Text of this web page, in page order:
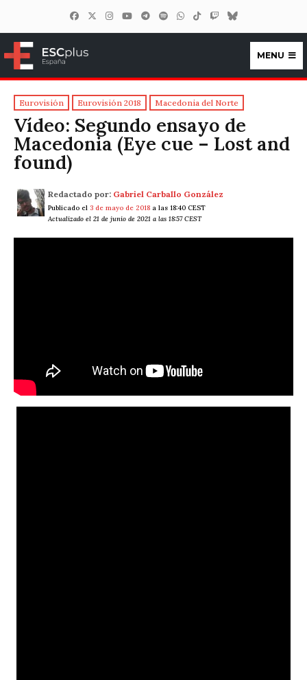
ESCplus España
MENU
Eurovisión Eurovisión 2018 Macedonia del Norte
Vídeo: Segundo ensayo de
Macedonia (Eye cue – Lost and
found)
Redactado por: Gabriel Carballo González
Publicado el 3 de mayo de 2018 a las 18:40 CEST
Actualizado el 21 de junio de 2021 a las 18:57 CEST